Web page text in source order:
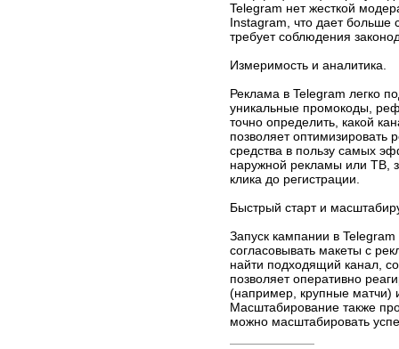
Telegram нет жесткой
Instagram, что дает больше
требует соблюдения
Измеримость и аналитика.
Реклама в Telegram легко
уникальные промокоды,
точно определить, какой
позволяет
средства в пользу самых
наружной рекламы или ТВ,
клика до регистрации.
Быстрый старт и
Запуск кампании в
согласовывать макеты с
найти подходящий канал,
позволяет оперативно
(например, крупные матчи)
Масштабирование также
можно масштабировать